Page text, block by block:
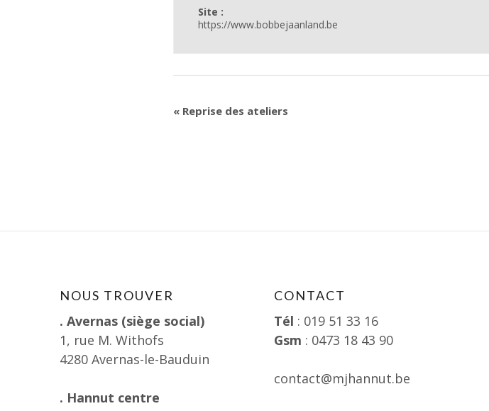
Site :
https://www.bobbejaanland.be
« Reprise des ateliers
NOUS TROUVER
. Avernas (siège social)
1, rue M. Withofs
4280 Avernas-le-Bauduin
. Hannut centre
CONTACT
Tél : 019 51 33 16
Gsm : 0473 18 43 90
contact@mjhannut.be